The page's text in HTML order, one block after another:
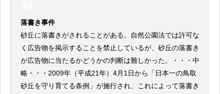
落書き事件
砂丘に落書きがされることがある。自然公園法では許可な
く広告物を掲示することを禁止しているが、砂丘の落書き
が広告物に当たるかどうかの判断は難しかった。・・・中
略・・・2009年（平成21年）4月1日から「日本一の鳥取
砂丘を守り育てる条例」が施行され、これによって落書き